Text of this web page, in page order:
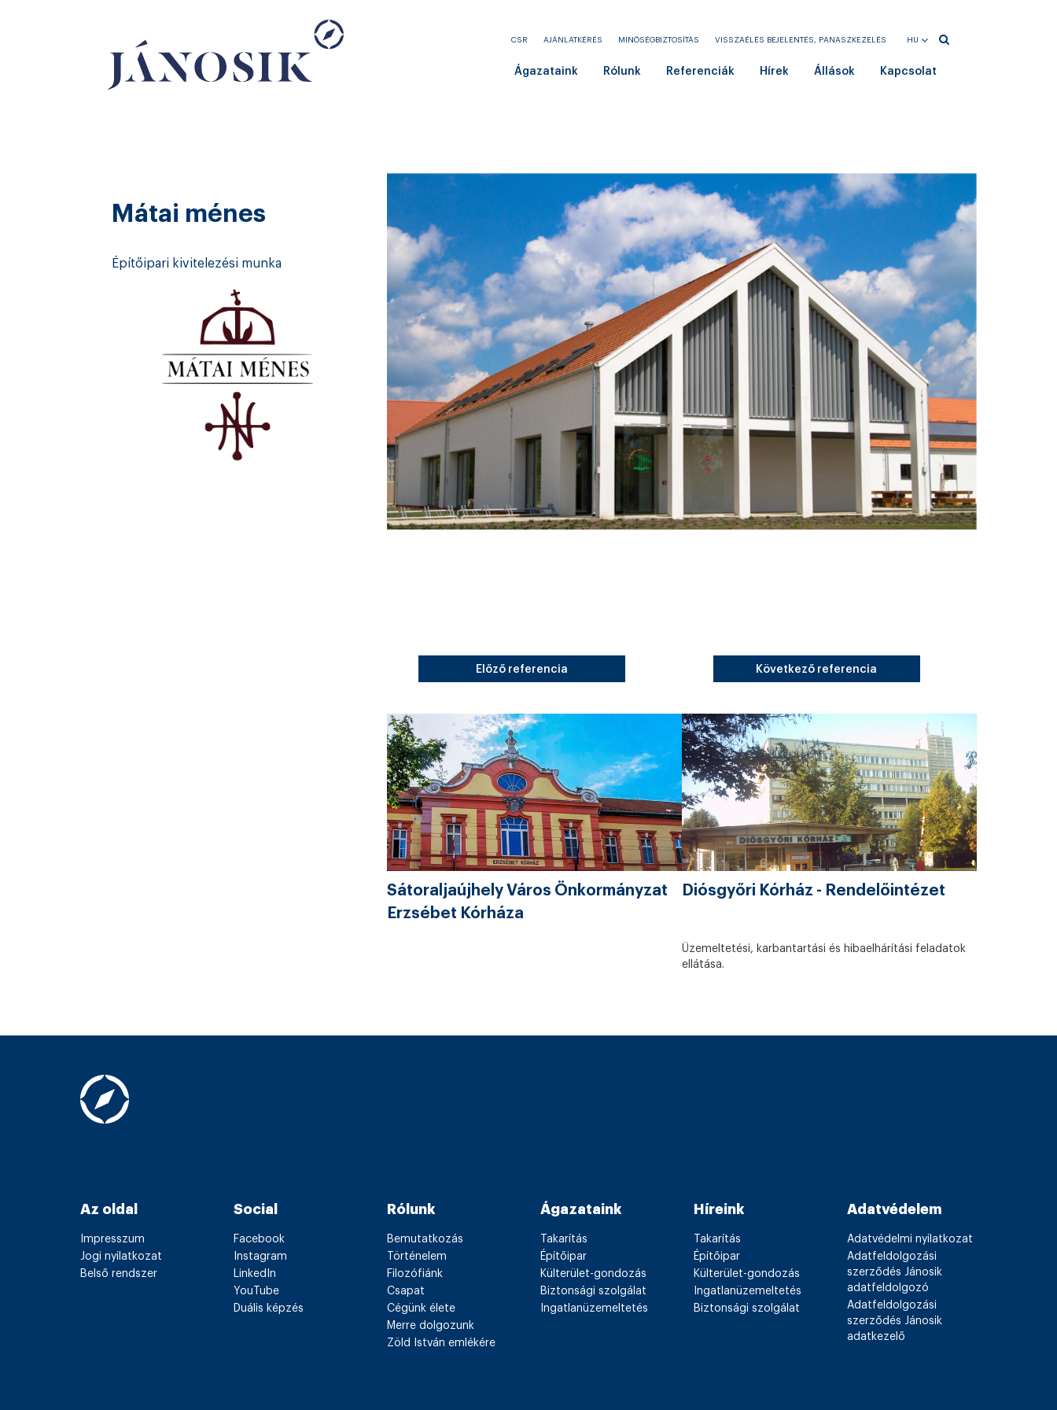
HU
CSR AJÁNLATKÉRÉS MINŐSÉGBIZTOSÍTÁS VISSZAÉLÉS BEJELENTÉS, PANASZKEZELÉS
Ágazataink Rólunk Referenciák Hírek Állások Kapcsolat
Mátai ménes
Építőipari kivitelezési munka
Előző referencia
Sátoraljaújhely Város Önkormányzat
Erzsébet Kórháza
Következő referencia
Diósgyőri Kórház - Rendelőintézet
Üzemeltetési, karbantartási és hibaelhárítási feladatok
ellátása.
Az oldal
Impresszum
Jogi nyilatkozat
Belső rendszer
Social
Facebook
Instagram
LinkedIn
YouTube
Duális képzés
Rólunk
Bemutatkozás
Történelem
Filozófiánk
Csapat
Cégünk élete
Merre dolgozunk
Zöld István emlékére
Ágazataink
Takarítás
Építőipar
Külterület-gondozás
Biztonsági szolgálat
Ingatlanüzemeltetés
Híreink
Takarítás
Építőipar
Külterület-gondozás
Ingatlanüzemeltetés
Biztonsági szolgálat
Adatvédelem
Adatvédelmi nyilatkozat
Adatfeldolgozási
szerződés Jánosik
adatfeldolgozó
Adatfeldolgozási
szerződés Jánosik
adatkezelő